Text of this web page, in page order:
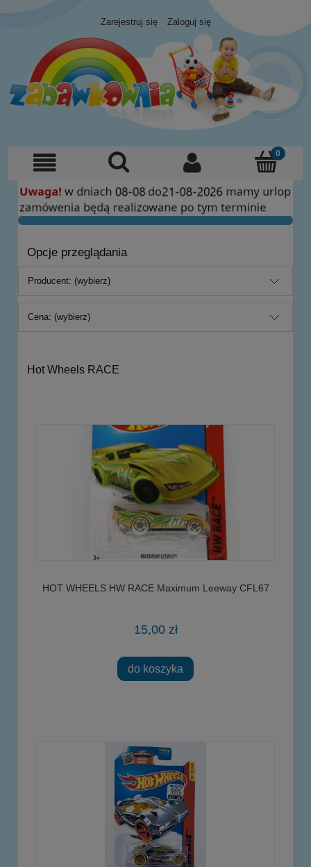
Zarejestruj się Zaloguj się
Opcje przeglądania
Producent: (wybierz)
Cena: (wybierz)
Hot Wheels RACE
HOT WHEELS HW RACE Maximum Leeway CFL67
15,00 zł
do koszyka